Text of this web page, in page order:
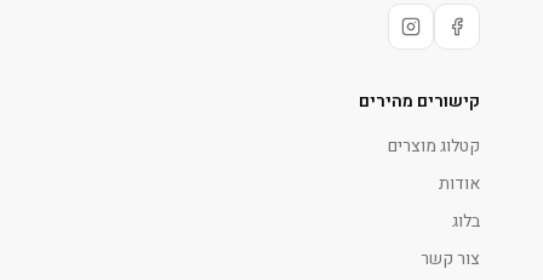
קישורים מהירים
קטלוג מוצרים
אודות
בלוג
צור קשר